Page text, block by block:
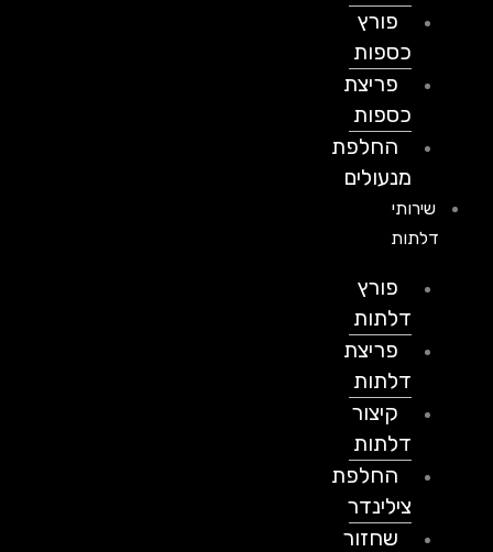
פורץ
כספות
פריצת
כספות
החלפת
מנעולים
שירותי
דלתות
פורץ
דלתות
פריצת
דלתות
קיצור
דלתות
החלפת
צילינדר
שחזור